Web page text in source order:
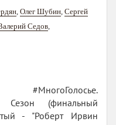
, Олег Шубин, Сергей
Седов,
#МногоГолосье.
Сезон (финальный
- "Роберт Ирвин